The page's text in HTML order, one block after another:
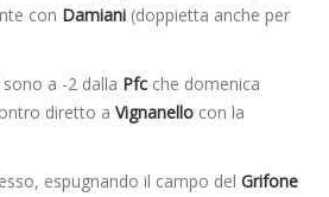
con Damiani (doppietta anche per
sono a -2 dalla Pfc che domenica
diretto a Vignanello con la
espugnando il campo del Grifone